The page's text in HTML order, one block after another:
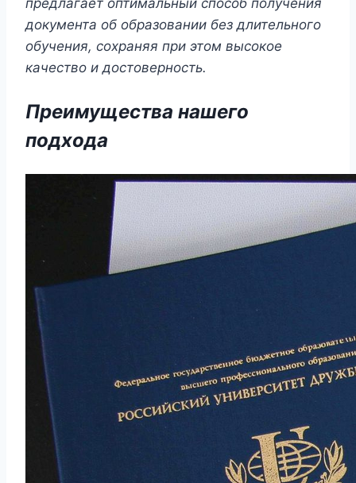
предлагает оптимальный способ получения
документа об образовании без длительного
обучения, сохраняя при этом высокое
качество и достоверность.
Преимущества нашего
подхода